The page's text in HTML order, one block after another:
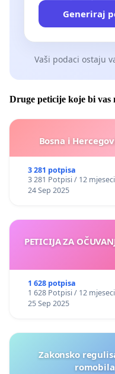
Generiraj
Vaši podaci ostaju
Druge peticije koje bi vas
Bosna i
3 281 potpisa
3 281 Potpisi / 12 mjeseci
24 Sep 2025
PETICIJA ZA
1 628 potpisa
1 628 Potpisi / 12 mjeseci
25 Sep 2025
Zakonsko